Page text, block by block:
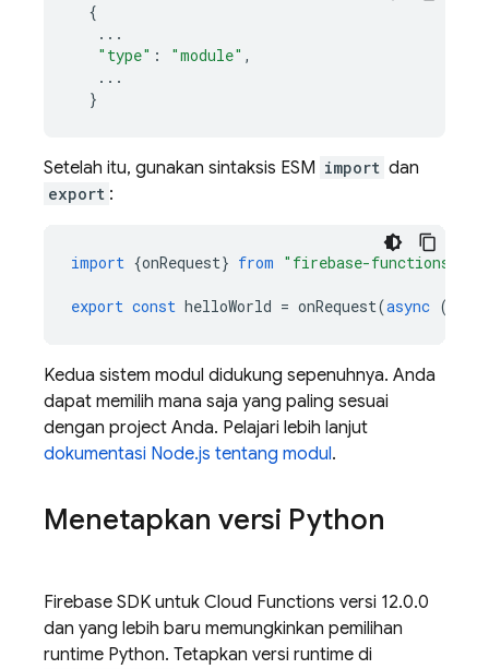
{
...
"type" : "module" ,
...
}
Setelah itu, gunakan sintaksis ESM import dan
export :
import {onRequest} from "firebase-functions/
export const helloWorld = onRequest(async (
Kedua sistem modul didukung sepenuhnya. Anda
dapat memilih mana saja yang paling sesuai
dengan project Anda. Pelajari lebih lanjut
dokumentasi Node.js tentang modul.
Menetapkan versi Python
Firebase SDK untuk Cloud Functions versi 12.0.0
dan yang lebih baru memungkinkan pemilihan
runtime Python. Tetapkan versi runtime di